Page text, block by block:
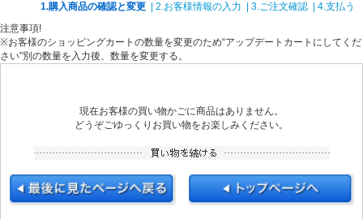
1.購入商品の確認と変更 | 2.お客様情報の入力 | 3.ご注文確認
| 4.支払う
注意事項!
※お客様のショッピングカートの数量を変更のため“アップデートカートにしてくだ
さい"別の数量を入力後、数量を変更する。
現在お客様の買い物かごに商品はありません。
どうぞごゆっくりお買い物をお楽しみください。